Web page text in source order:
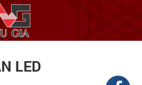
LED